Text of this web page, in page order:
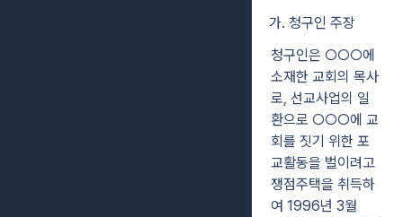
가. 청구인 주장
청구인은 ○○○에
소재한 교회의 목사
로, 선교사업의 일
환으로 ○○○에 교
회를 짓기 위한 포
교활동을 벌이려고
쟁점주택을 취득하
여 1996년 3월